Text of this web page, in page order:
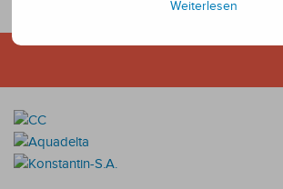
Weiterlesen